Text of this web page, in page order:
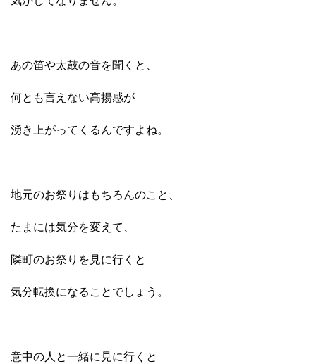
あの笛や太鼓の音を聞くと、
何とも言えない高揚感が
湧き上がってくるんですよね。
地元のお祭りはもちろんのこと、
たまには気分を変えて、
隣町のお祭りを見に行くと
気分転換になることでしょう。
意中の人と一緒に見に行くと